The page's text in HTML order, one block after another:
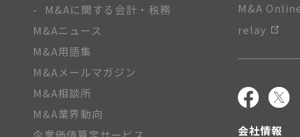
M&Aに関する会計・税務
M&Aニュース
M&A用語集
M&Aメールマガジン
M&A相談所
M&A業界動向
M&A
relay
会社情報